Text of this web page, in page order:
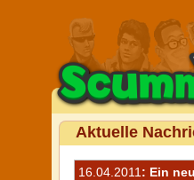
Aktuelle
16.04.2011 : Ein